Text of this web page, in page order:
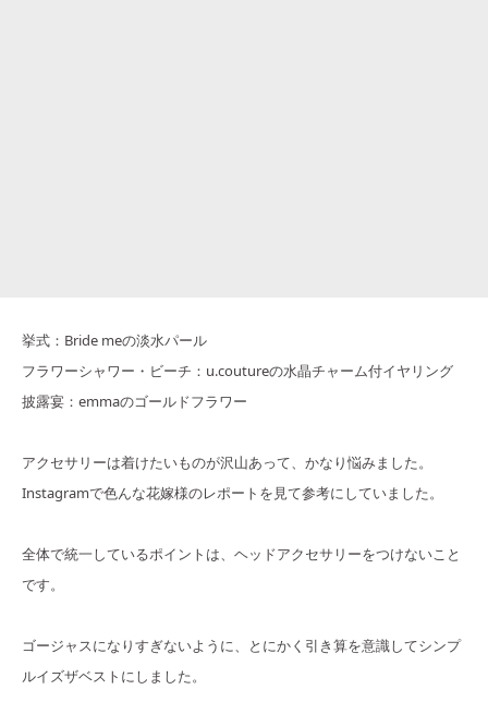
挙式：Bride meの淡水パール
フラワーシャワー・ビーチ：u.coutureの水晶チャーム付イヤリング
披露宴：emmaのゴールドフラワー
アクセサリーは着けたいものが沢山あって、かなり悩みました。
Instagramで色んな花嫁様のレポートを見て参考にしていました。
全体で統一しているポイントは、ヘッドアクセサリーをつけないこと
です。
ゴージャスになりすぎないように、とにかく引き算を意識してシンプ
ルイズザベストにしました。